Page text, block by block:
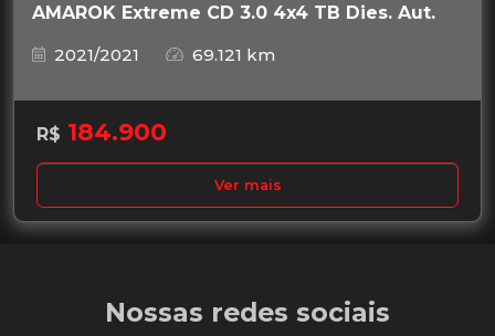
AMAROK Extreme CD 3.0 4x4 TB Dies. Aut.
2021/2021
69.121 km
R$ 184.900
Ver mais
Nossas redes sociais